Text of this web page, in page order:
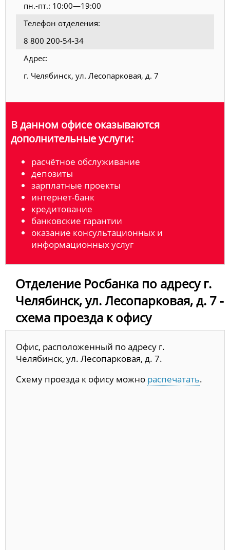
пн.-пт.: 10:00—19:00
Телефон отделения:
8 800 200-54-34
Адрес:
г. Челябинск, ул. Лесопарковая, д. 7
В данном офисе оказываются
дополнительные услуги:
расчётное обслуживание
депозиты
зарплатные проекты
интернет-банк
кредитование
банковские гарантии
оказание консультационных и
информационных услуг
Отделение Росбанка по адресу г.
Челябинск, ул. Лесопарковая, д. 7 -
схема проезда к офису
Офис, расположенный по адресу г.
Челябинск, ул. Лесопарковая, д. 7.
Схему проезда к офису можно распечатать.